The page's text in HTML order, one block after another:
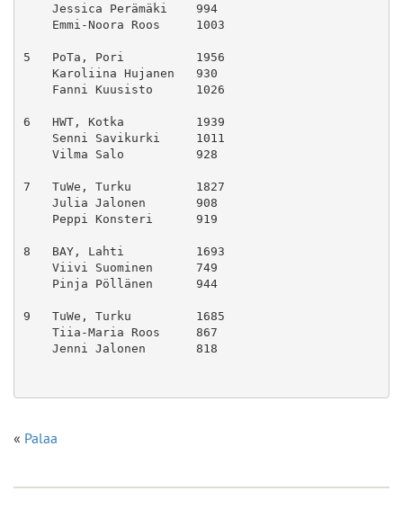
    Jessica Perämäki    994
    Emmi-Noora Roos     1003
5   PoTa, Pori          1956
    Karoliina Hujanen   930
    Fanni Kuusisto      1026
6   HWT, Kotka          1939
    Senni Savikurki     1011
    Vilma Salo          928
7   TuWe, Turku         1827
    Julia Jalonen       908
    Peppi Konsteri      919
8   BAY, Lahti          1693
    Viivi Suominen      749
    Pinja Pöllänen      944
9   TuWe, Turku         1685
    Tiia-Maria Roos     867
    Jenni Jalonen       818
« Palaa